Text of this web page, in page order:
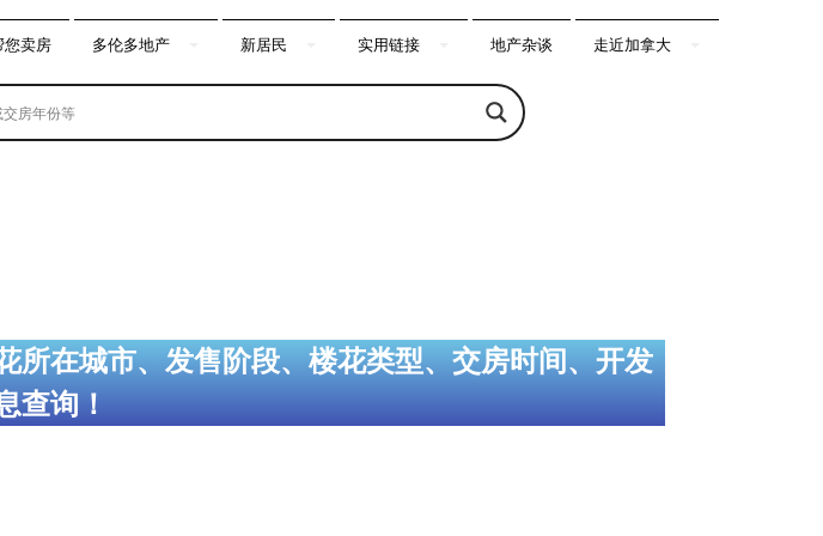
您卖房 多伦多地产 新居民 实用链接 地产杂谈 走近加拿大
所在城市、发售阶段、楼花类型、交房时间、开发
查询！